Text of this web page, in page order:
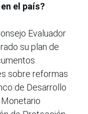
el país?
Evaluador
su plan de
sobre reformas
de Desarrollo